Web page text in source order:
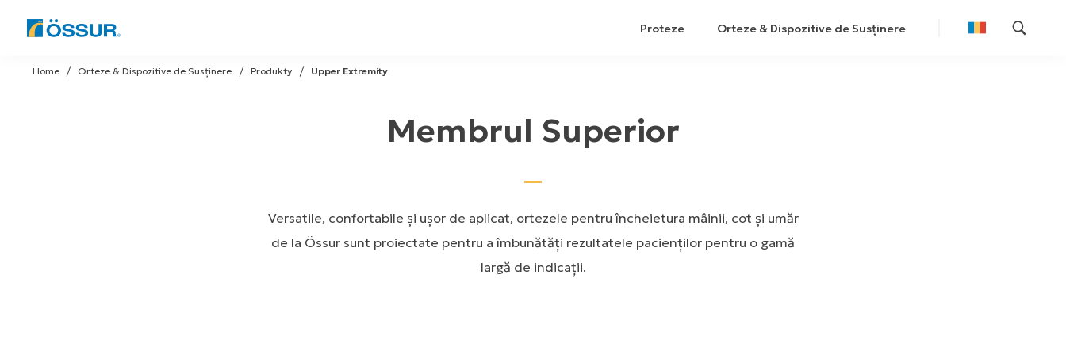
Skip
to
Proteze Orteze & Dispozitive de Susținere
Upper Extremity
Produkty
Orteze & Dispozitive de Susținere
Home
Membrul Superior
Versatile, confortabile și ușor de aplicat, ortezele pentru încheietura mâinii, cot și umăr
de la Össur sunt proiectate pentru a îmbunătăți rezultatele pacienților pentru o gamă
largă de indicații.